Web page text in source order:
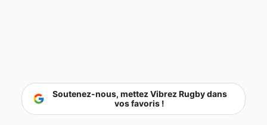
Soutenez-nous, mettez Vibrez Rugby dans
vos favoris !